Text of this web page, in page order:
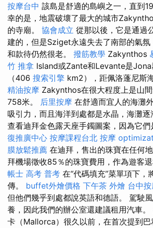
按摩台中 該島是舒適的島嶼之一，直到
幸的是，地震破壞了最大的城市
的寺廟。 協會成立 從那以後，它是通過
建的，但是Sziget永遠失去了南部的氣氛
和款待仍然很老。 撥筋教學 Zakynthos
竹 推拿 Island或Zante和Levante是Jona
（406 搜索引擎 km2），距佩洛蓬尼斯
精油按摩 Zakynthos在很大程度上是山
758米。 后里按摩 在舒適而宜人的海灘
吸引力，而且海洋到處都是水晶，海灘
查看迪拜金色露天座手鐲圖案，因為它們
復推廣中心 按摩課程台北 按摩
膜放鬆推薦 在迪拜，售出的珠寶在任何
拜機場徵收85％的珠寶費用，作為遊客
帳士 高考 普考 在“代碼填充”菜單項下，
傳。 buffet外燴價格 下午茶 外燴 台中
但他們幾乎到處都說英語和德語。 駕駛
養，因此我們的辦公室還建議租用汽車。
卡（Mallorca）很久以前，在首次提到